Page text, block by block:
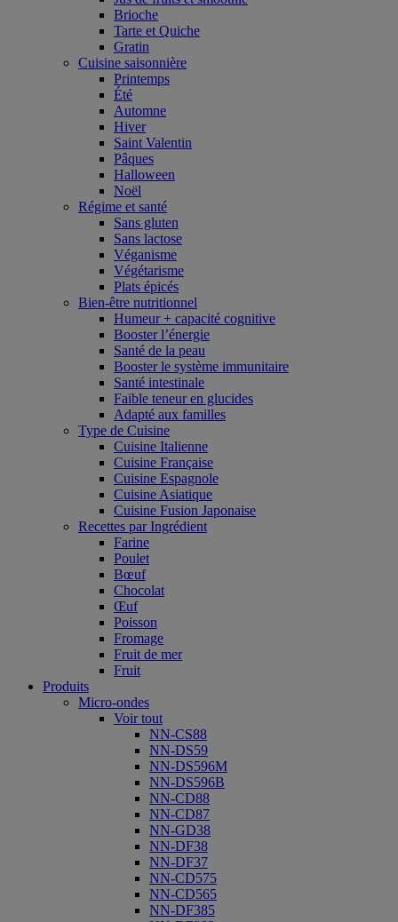
Brioche
Tarte et Quiche
Gratin
Cuisine saisonnière
Printemps
Été
Automne
Hiver
Saint Valentin
Pâques
Halloween
Noël
Régime et santé
Sans gluten
Sans lactose
Véganisme
Végétarisme
Plats épicés
Bien-être nutritionnel
Humeur + capacité cognitive
Booster l’énergie
Santé de la peau
Booster le système immunitaire
Santé intestinale
Faible teneur en glucides
Adapté aux familles
Type de Cuisine
Cuisine Italienne
Cuisine Française
Cuisine Espagnole
Cuisine Asiatique
Cuisine Fusion Japonaise
Recettes par Ingrédient
Farine
Poulet
Bœuf
Chocolat
Œuf
Poisson
Fromage
Fruit de mer
Fruit
Produits
Micro-ondes
Voir tout
NN-CS88
NN-DS59
NN-DS596M
NN-DS596B
NN-CD88
NN-CD87
NN-GD38
NN-DF38
NN-DF37
NN-CD575
NN-CD565
NN-DF385